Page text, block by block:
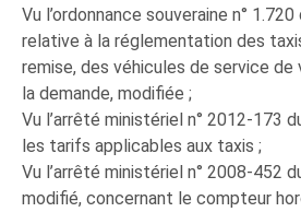
Vu l’ordonnance souveraine n°
relative à la réglementation des
remise, des véhicules de service
la demande, modifiée ;
Vu l’arrêté ministériel n° 2012-173
les tarifs applicables aux taxis ;
Vu l’arrêté ministériel n° 2008-452
modifié, concernant le compteur